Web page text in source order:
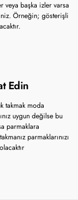
veya başka izler varsa
Örneğin; gösterişli
Edin
takmak moda
uygun değilse bu
parmaklara
parmaklarınızı